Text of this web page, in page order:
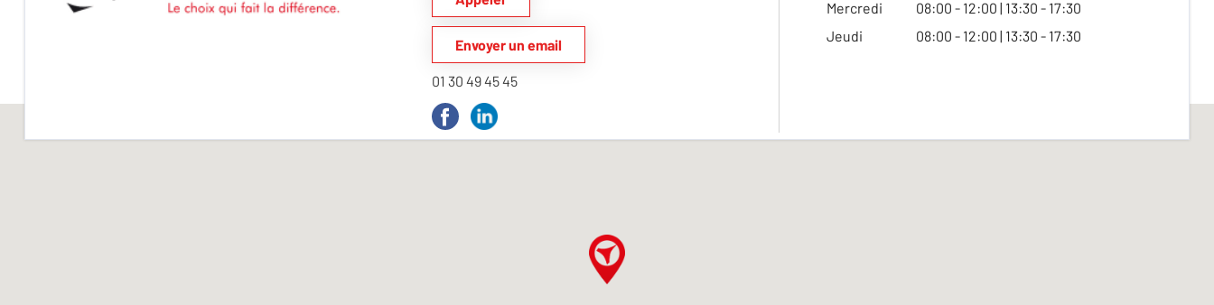
Envoyer un email
01 30 49 45 45
Mercredi
08:00 - 12:00 | 13:30 - 17:30
Jeudi
08:00 - 12:00 | 13:30 - 17:30